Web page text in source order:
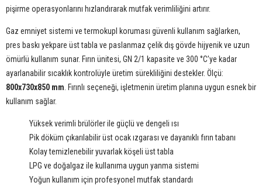
pişirme operasyonlarını hızlandırarak mutfak verimliliğini artırır.
Gaz emniyet sistemi ve termokupl koruması güvenli kullanım sağlarken,
pres baskı yekpare üst tabla ve paslanmaz çelik dış gövde hijyenik ve uzun
ömürlü kullanım sunar. Fırın ünitesi, GN 2/1 kapasite ve 300 °C’ye kadar
ayarlanabilir sıcaklık kontrolüyle üretim sürekliliğini destekler. Ölçü:
800x730x850 mm . Fırınlı seçeneği, işletmenin üretim planına uygun esnek bir
kullanım sağlar.
Yüksek verimli brülörler ile güçlü ve dengeli ısı
Pik döküm çıkarılabilir üst ocak ızgarası ve dayanıklı fırın tabanı
Kolay temizlenebilir yuvarlak köşeli üst tabla
LPG ve doğalgaz ile kullanıma uygun yanma sistemi
Yoğun kullanım için profesyonel mutfak standardı